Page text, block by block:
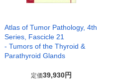
Atlas of Tumor Pathology, 4th
Series, Fascicle 21
- Tumors of the Thyroid &
Parathyroid Glands
定価39,930円